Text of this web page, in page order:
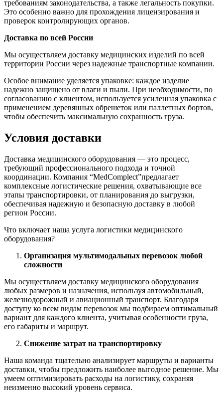
требованиям законодательства, а также легальность покупки.
Это особенно важно для прохождения лицензирования и
проверок контролирующих органов.
Доставка по всей России
Мы осуществляем доставку медицинских изделий по всей
территории России через надежные транспортные компании.
Особое внимание уделяется упаковке: каждое изделие
надежно защищено от влаги и пыли. При необходимости, по
согласованию с клиентом, используется усиленная упаковка с
применением деревянных обрешеток или паллетных бортов,
чтобы обеспечить максимальную сохранность груза.
Условия доставки
Доставка медицинского оборудования — это процесс,
требующий профессионального подхода и точной
координации. Компания “MedComplect”предлагает
комплексные логистические решения, охватывающие все
этапы транспортировки, от планирования до выгрузки,
обеспечивая надежную и безопасную доставку в любой
регион России.
Что включает наша услуга логистики медицинского
оборудования?
Организация мультимодальных перевозок любой
сложности
Мы осуществляем доставку медицинского оборудования
любых размеров и назначения, используя автомобильный,
железнодорожный и авиационный транспорт. Благодаря
доступу ко всем видам перевозок мы подбираем оптимальный
вариант для каждого клиента, учитывая особенности груза,
его габариты и маршрут.
Снижение затрат на транспортировку
Наша команда тщательно анализирует маршруты и варианты
доставки, чтобы предложить наиболее выгодное решение. Мы
умеем оптимизировать расходы на логистику, сохраняя
неизменно высокий уровень сервиса.